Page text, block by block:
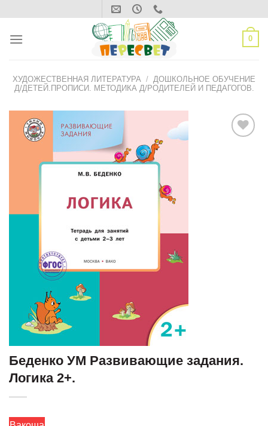
content
0
ХУДОЖЕСТВЕННАЯ ЛИТЕРАТУРА / ДОШКОЛЬНОЕ ОБУЧЕНИЕ
Д/ДЕТЕЙ.ПРОПИСИ. МЕТОДИКА Д/РОДИТЕЛЕЙ И ПЕДАГОГОВ.
Беденко УМ Развивающие задания.
Логика 2+.